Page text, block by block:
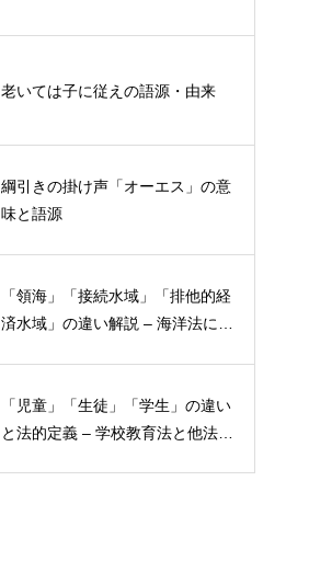
老いては子に従えの語源・由来
綱引きの掛け声「オーエス」の意
味と語源
「領海」「接続水域」「排他的経
済水域」の違い解説 – 海洋法にお
「児童」「生徒」「学生」の違い
と法的定義 – 学校教育法と他法律